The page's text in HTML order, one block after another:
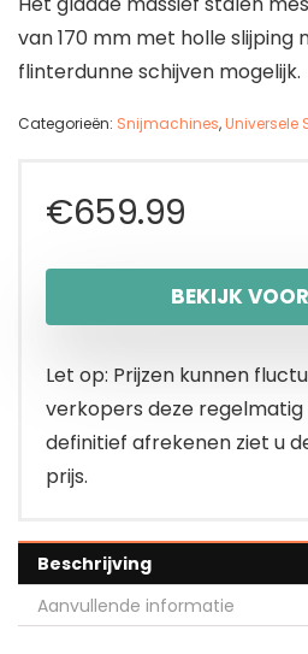
van 170 mm met holle slijping
flinterdunne schijven mogelijk.
Categorieën: Snijmachines,Universele
€659.99
BEKIJK
Let op: Prijzen kunnen
verkopers deze regelmatig
definitief afrekenen ziet u
prijs.
Beschrijving
Aanvullende informatie